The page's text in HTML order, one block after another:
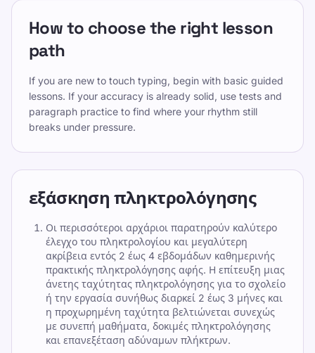
How to choose the right lesson
path
If you are new to touch typing, begin with basic guided
lessons. If your accuracy is already solid, use tests and
paragraph practice to find where your rhythm still
breaks under pressure.
εξάσκηση πληκτρολόγησης
Οι περισσότεροι αρχάριοι παρατηρούν καλύτερο
έλεγχο του πληκτρολογίου και μεγαλύτερη
ακρίβεια εντός 2 έως 4 εβδομάδων καθημερινής
πρακτικής πληκτρολόγησης αφής. Η επίτευξη μιας
άνετης ταχύτητας πληκτρολόγησης για το σχολείο
ή την εργασία συνήθως διαρκεί 2 έως 3 μήνες και
η προχωρημένη ταχύτητα βελτιώνεται συνεχώς
με συνεπή μαθήματα, δοκιμές πληκτρολόγησης
και επανεξέταση αδύναμων πλήκτρων.